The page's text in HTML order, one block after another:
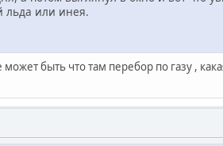
льда или инея.
может быть что там перебор по газу ,